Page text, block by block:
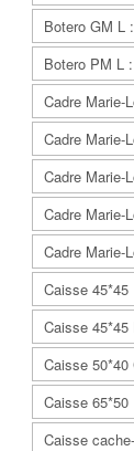
Botero GM L
Botero PM L
Cadre Marie-
Cadre Marie-
Cadre Marie-
Cadre Marie-
Cadre Marie-
Caisse 45*45
Caisse 45*45
Caisse 50*40
Caisse 65*50
Caisse